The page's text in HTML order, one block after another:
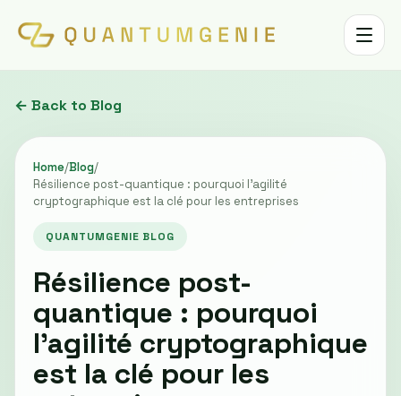
Toggle
← Back to Blog
Home/Blog/
Résilience post-quantique : pourquoi l'agilité
cryptographique est la clé pour les entreprises
QUANTUMGENIE BLOG
Résilience post-
quantique : pourquoi
l'agilité cryptographique
est la clé pour les